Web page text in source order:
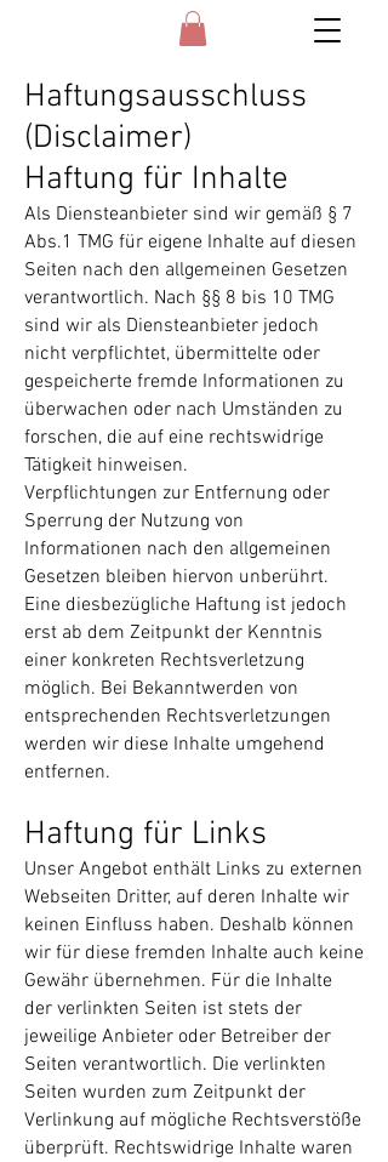
Haftungsausschluss
(Disclaimer)
Haftung für Inhalte
Als Diensteanbieter sind wir gemäß § 7
Abs.1 TMG für eigene Inhalte auf diesen
Seiten nach den allgemeinen Gesetzen
verantwortlich. Nach §§ 8 bis 10 TMG
sind wir als Diensteanbieter jedoch
nicht verpflichtet, übermittelte oder
gespeicherte fremde Informationen zu
überwachen oder nach Umständen zu
forschen, die auf eine rechtswidrige
Tätigkeit hinweisen.
Verpflichtungen zur Entfernung oder
Sperrung der Nutzung von
Informationen nach den allgemeinen
Gesetzen bleiben hiervon unberührt.
Eine diesbezügliche Haftung ist jedoch
erst ab dem Zeitpunkt der Kenntnis
einer konkreten Rechtsverletzung
möglich. Bei Bekanntwerden von
entsprechenden Rechtsverletzungen
werden wir diese Inhalte umgehend
entfernen.
Haftung für Links
Unser Angebot enthält Links zu externen
Webseiten Dritter, auf deren Inhalte wir
keinen Einfluss haben. Deshalb können
wir für diese fremden Inhalte auch keine
Gewähr übernehmen. Für die Inhalte
der verlinkten Seiten ist stets der
jeweilige Anbieter oder Betreiber der
Seiten verantwortlich. Die verlinkten
Seiten wurden zum Zeitpunkt der
Verlinkung auf mögliche Rechtsverstöße
überprüft. Rechtswidrige Inhalte waren